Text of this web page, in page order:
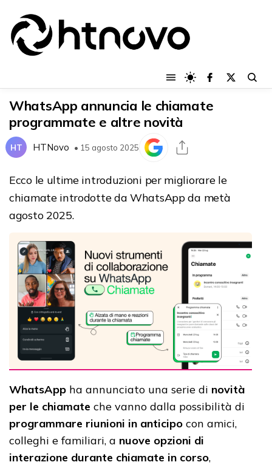
WhatsApp annuncia le chiamate
programmate e altre novità
HT HTNovo • 15 agosto 2025
Ecco le ultime introduzioni per migliorare le
chiamate introdotte da WhatsApp da metà
agosto 2025.
WhatsApp ha annunciato una serie di novità
per le chiamate che vanno dalla possibilità di
programmare riunioni in anticipo con amici,
colleghi e familiari, a nuove opzioni di
interazione durante chiamate in corso,